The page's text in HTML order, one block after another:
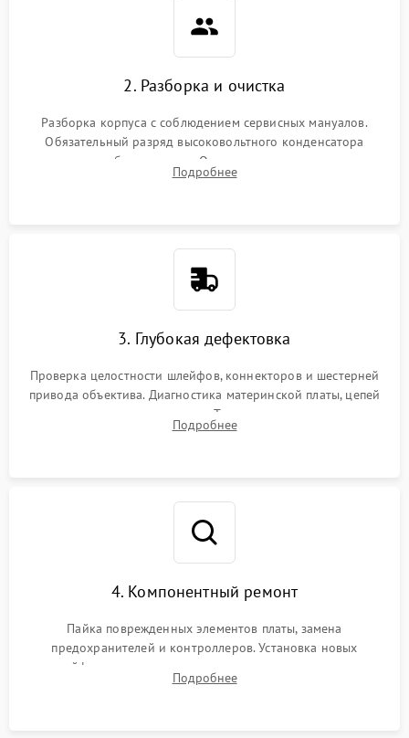
2. Разборка и очистка
Разборка корпуса с соблюдением сервисных мануалов.
Обязательный разряд высоковольтного конденсатора
вспышки для безопасности. Очистка внутренних узлов от
пыли, песка и следов влаги с помощью спецсредств.
Подробнее
3. Глубокая дефектовка
Проверка целостности шлейфов, коннекторов и шестерней
привода объектива. Диагностика материнской платы, цепей
питания и картоприемника. Тестирование механизма
затвора и блока внутрикамерной стабилизации.
Подробнее
4. Компонентный ремонт
Пайка поврежденных элементов платы, замена
предохранителей и контроллеров. Установка новых
шлейфов, дисплея, механизма затвора или двигателя
автофокуса. Восстановление геометрии тубуса объектива
Подробнее